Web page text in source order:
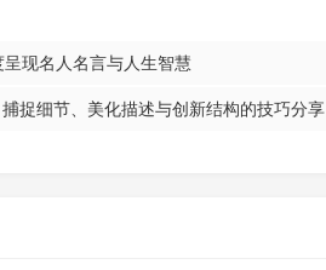
现名人名言与人生智慧
捉细节、美化描述与创新结构的技巧分享